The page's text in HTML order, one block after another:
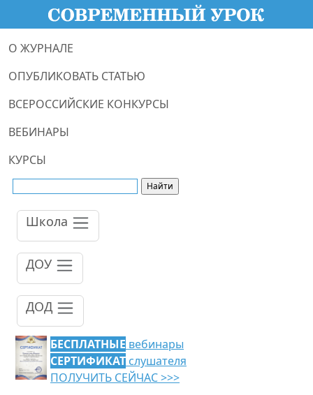
О ЖУРНАЛЕ
ОПУБЛИКОВАТЬ СТАТЬЮ
ВСЕРОССИЙСКИЕ КОНКУРСЫ
ВЕБИНАРЫ
КУРСЫ
Школа
ДОУ
ДОД
БЕСПЛАТНЫЕ вебинары
СЕРТИФИКАТ слушателя
ПОЛУЧИТЬ СЕЙЧАС >>>